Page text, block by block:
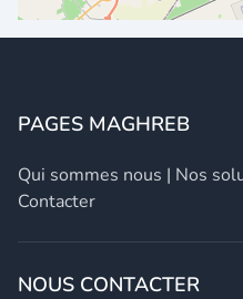
PAGES MAGHREB
Qui sommes nous | Nos
Contacter
NOUS CONTACTER